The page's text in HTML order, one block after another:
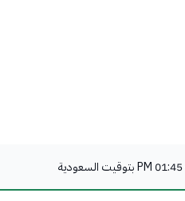
بتوقيت السعودية